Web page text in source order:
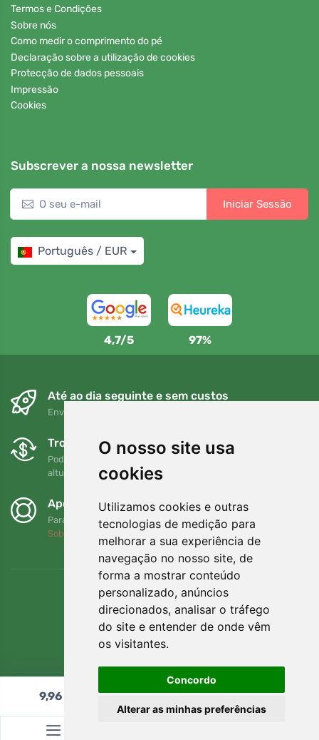
O nosso site usa
cookies
Utilizamos cookies e outras
tecnologias de medição para
melhorar a sua experiência de
navegação no nosso site, de
forma a mostrar conteúdo
personalizado, anúncios
direcionados, analisar o tráfego
do site e entender de onde vêm
os visitantes.
Concordo
Alterar as minhas preferências
Termos e Condições
Sobre nós
Como medir o comprimento do pé
Declaração sobre a utilização de cookies
Protecção de dados pessoais
Impressão
Cookies
Subscrever a nossa newsletter
Iniciar Sessão
Português / EUR
4,7/5 97%
Até ao dia seguinte e sem custos
Envio gratuito para encomendas superiores a 80 EUR
Trocas e devoluções gratuitas
Pode devolver ou trocar a sua encomenda em qualquer
altura no prazo de 90 dias
Apoiamos a Trees.org
Para cada encomenda plantamos uma árvore! Leia mais
Sobre nós
9,96€ Adicionar ao carrinho